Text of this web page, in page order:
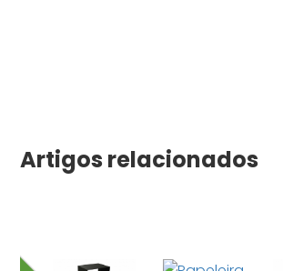
Artigos relacionados